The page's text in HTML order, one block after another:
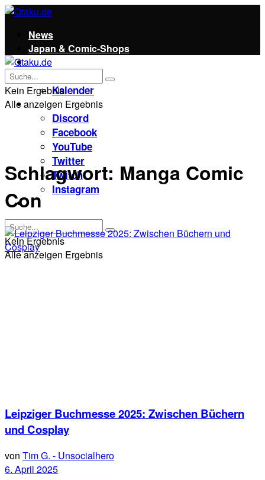
News
Japan & Comic-Shops
Qtaku
Kalender
Social
Discord
Facebook
YouTube
Twitter
Twitch
Instagram
Unterstützt uns!
Kein Ergebnis
Alle anzeigen Ergebnis
Kein Ergebnis
Alle anzeigen Ergebnis
Schlagwort: Manga Comic
Con
Leipziger Buchmesse 2025: Zwischen Büchern
und Cosplay
von Tim G. - Unsocialhero
6. April 2025